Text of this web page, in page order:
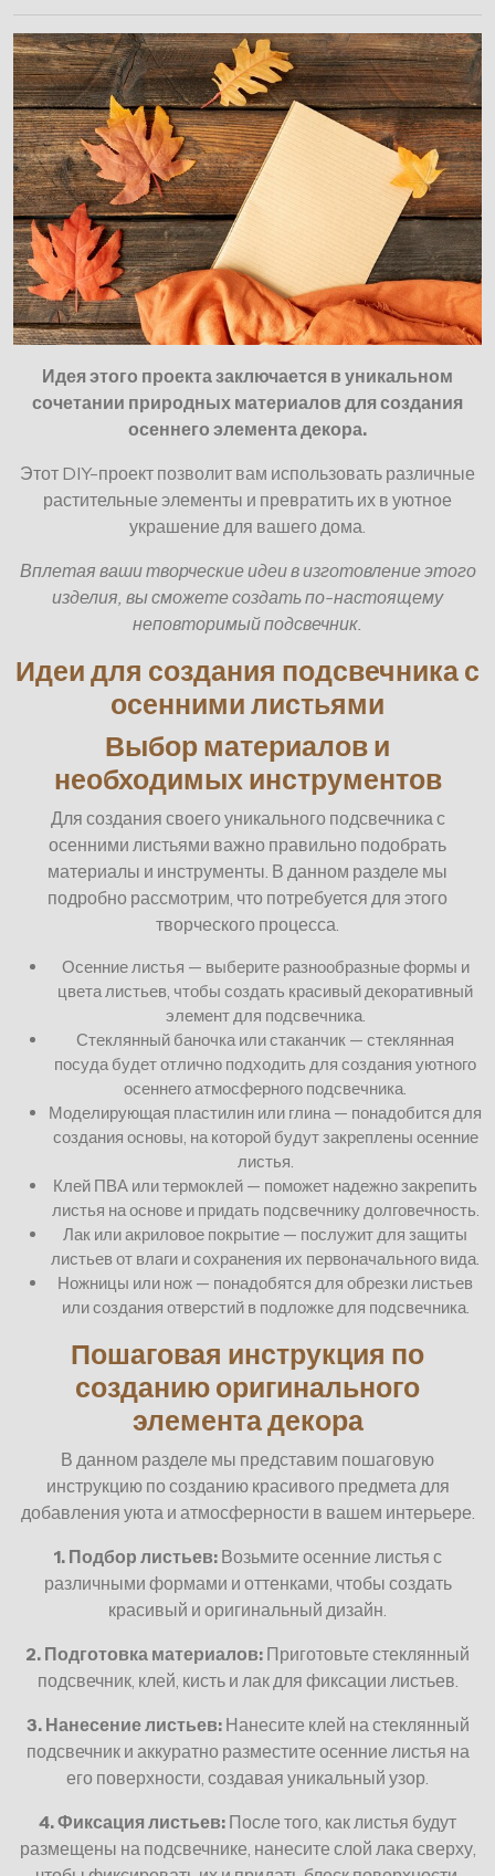
Идея этого проекта заключается в уникальном
сочетании природных материалов для создания
осеннего элемента декора.
Этот DIY-проект позволит вам использовать различные
растительные элементы и превратить их в уютное
украшение для вашего дома.
Вплетая ваши творческие идеи в изготовление этого
изделия, вы сможете создать по-настоящему
неповторимый подсвечник.
Идеи для создания подсвечника с
осенними листьями
Выбор материалов и
необходимых инструментов
Для создания своего уникального подсвечника с
осенними листьями важно правильно подобрать
материалы и инструменты. В данном разделе мы
подробно рассмотрим, что потребуется для этого
творческого процесса.
Осенние листья — выберите разнообразные формы и
цвета листьев, чтобы создать красивый декоративный
элемент для подсвечника.
Стеклянный баночка или стаканчик — стеклянная
посуда будет отлично подходить для создания уютного
осеннего атмосферного подсвечника.
Моделирующая пластилин или глина — понадобится для
создания основы, на которой будут закреплены осенние
листья.
Клей ПВА или термоклей — поможет надежно закрепить
листья на основе и придать подсвечнику долговечность.
Лак или акриловое покрытие — послужит для защиты
листьев от влаги и сохранения их первоначального вида.
Ножницы или нож — понадобятся для обрезки листьев
или создания отверстий в подложке для подсвечника.
Пошаговая инструкция по
созданию оригинального
элемента декора
В данном разделе мы представим пошаговую
инструкцию по созданию красивого предмета для
добавления уюта и атмосферности в вашем интерьере.
1. Подбор листьев: Возьмите осенние листья с
различными формами и оттенками, чтобы создать
красивый и оригинальный дизайн.
2. Подготовка материалов: Приготовьте стеклянный
подсвечник, клей, кисть и лак для фиксации листьев.
3. Нанесение листьев:Нанесите клей на стеклянный
подсвечник и аккуратно разместите осенние листья на
его поверхности, создавая уникальный узор.
4. Фиксация листьев: После того, как листья будут
размещены на подсвечнике, нанесите слой лака сверху,